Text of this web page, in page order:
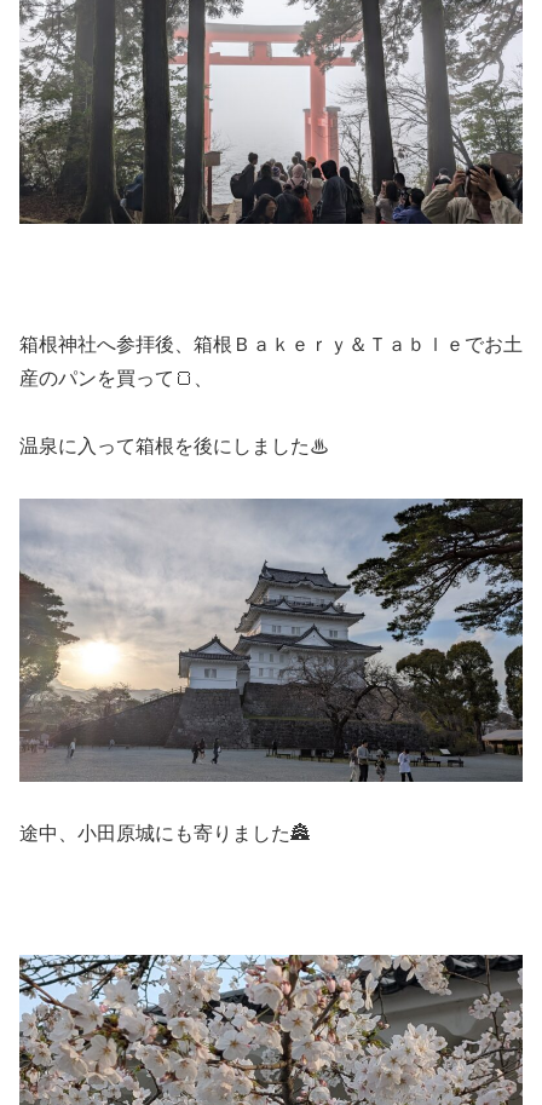
箱根神社へ参拝後、箱根Ｂａｋｅｒｙ＆Ｔａｂｌｅでお土
産のパンを買って🍞、
温泉に入って箱根を後にしました♨
途中、小田原城にも寄りました🏯